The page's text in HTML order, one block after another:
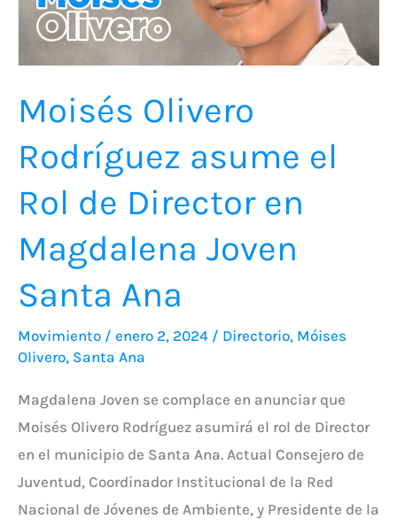
Moisés Olivero
Rodríguez asume el
Rol de Director en
Magdalena Joven
Santa Ana
Movimiento / enero 2, 2024 / Directorio, Móises
Olivero, Santa Ana
Magdalena Joven se complace en anunciar que
Moisés Olivero Rodríguez asumirá el rol de Director
en el municipio de Santa Ana. Actual Consejero de
Juventud, Coordinador Institucional de la Red
Nacional de Jóvenes de Ambiente, y Presidente de la
Rol
Director
Magdalena
Joven
Ana